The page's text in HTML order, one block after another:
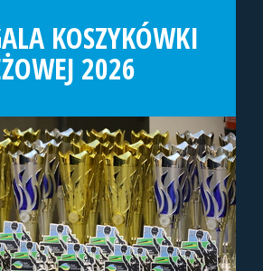
KOSZYKÓWKI
2026